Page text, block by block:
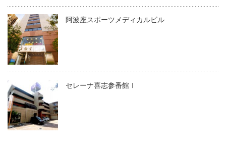
阿波座スポーツメディカルビル
セレーナ喜志参番館Ⅰ